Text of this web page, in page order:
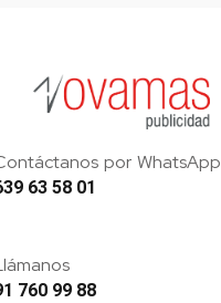
por WhatsApp
63 58 01
760 99 88